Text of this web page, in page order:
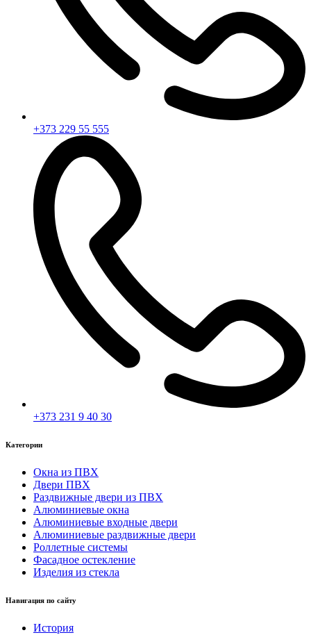
+373 229 55 555
+373 231 9 40 30
Категории
Окна из ПВХ
Двери ПВХ
Раздвижные двери из ПВХ
Алюминиевые окна
Алюминиевые входные двери
Алюминиевые раздвижные двери
Роллетные системы
Фасадное остекление
Изделия из стекла
Навигация по сайту
История